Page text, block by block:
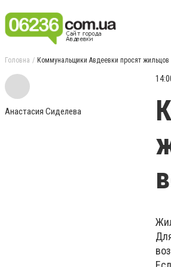
Головна Коммунальщики Авдеевки просят жильцов
Анастасия Сиделева